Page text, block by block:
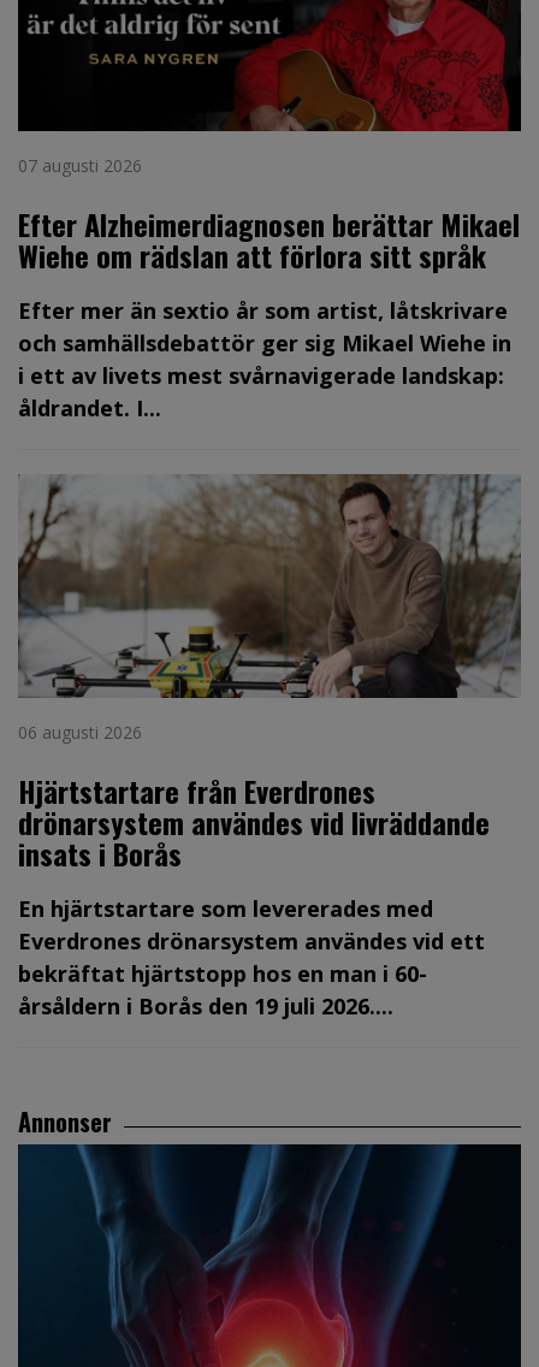
07 augusti 2026
Efter Alzheimerdiagnosen berättar Mikael
Wiehe om rädslan att förlora sitt språk
Efter mer än sextio år som artist, låtskrivare
och samhällsdebattör ger sig Mikael Wiehe in
i ett av livets mest svårnavigerade landskap:
åldrandet. I...
06 augusti 2026
Hjärtstartare från Everdrones
drönarsystem användes vid livräddande
insats i Borås
En hjärtstartare som levererades med
Everdrones drönarsystem användes vid ett
bekräftat hjärtstopp hos en man i 60-
årsåldern i Borås den 19 juli 2026....
Annonser